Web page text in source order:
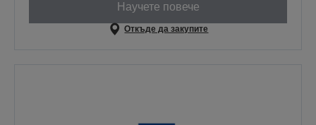
Научете повече
Откъде да закупите